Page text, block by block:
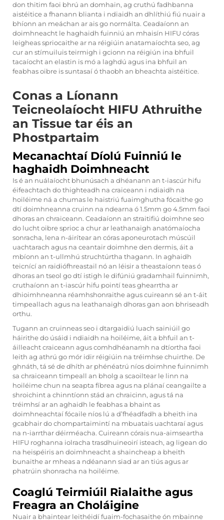
don thitim faoi bhrú an domhain, ag cruthú fadhbanna
aistéitice a fhanann blianta i ndiaidh an dhlíthiú fiú nuair a
bhíonn an meáchan ar ais go normálta. Ceadaíonn an
doimhneacht le haghaidh fuinniú an mhaisín HIFU córas
leigheas spriocaithe ar na réigiúin anatamaíochta seo, ag
cur an stímuiluis teirmigh i gcionn na réigiún ina bhfuil
tacaíocht an elastin is mó a laghdú agus ina bhfuil an
feabhas oibre is suntasaí ó thaobh an bheachta aistéitice.
Conas a Líonann
Teicneolaíocht HIFU Athruithe
an Tissue tar éis an
Phostpartaim
Mecanachtaí Díolú Fuinniú le
haghaidh Doimhneacht
Is é an nuálaíocht bhunúsach a dhéanann an t-iascúr hifu
éifeachtach do thighteadh na craiceann i ndiaidh na
hoiléime ná a chumas le haistriú fuaimghutha fócaithe go
dtí doimhneanna cruinn na ndearna ó 1.5mm go 4.5mm faoi
dhoras an chraiceann. Ceadaíonn an straitifiú doimhne seo
do lucht oibre sprioc a chur ar leathanaigh anatómaíocha
sonracha, lena n-áirítear an córas aponeurotach múscúil
uachtarach agus na ceantair doimhne den dermis, áit a
mbíonn an t-ullmhú struchtúrtha thagann. In aghaidh
teicnící an raidiófhreastail nó an léisir a theastaíonn teas ó
dhoras an tseol go dtí istigh le difúniú gradamhail fuinnimh,
cruthaíonn an t-iascúr hifu pointí teas ghearrtha ar
dhioimhneanna réamhshonraithe agus cuireann sé an t-áit
timpeallach agus na leathanaigh dhoras gan aon bhriseadh
orthu.
Tugann an cruinneas seo i dtargaidiú luach sainiúil go
háirithe do úsáid i ndiaidh na hoiléime, áit a bhfuil an t-
áilleacht craiceann agus comhdhéanamh na dtíortha faoi
leith ag athrú go mór idir réigiúin na tréimhse chuirthe. De
ghnáth, tá sé de dhíth ar phénéatrú níos doimhne fuinnimh
sa chraiceann timpeall an bholg a scaoiltear le linn na
hoiléime chun na seapta fíbrea agus na plánaí ceangailte a
shroichint a chinntíonn stád an chraicinn, agus tá na
tréimhsí ar an aghaidh le feabhas a bhaint as
doimhneachtaí fócaile níos lú a d’fhéadfadh a bheith ina
gcabhair do chompartaimintí na mbuatais uachtaraí agus
na n-iarrthar déirméacha. Cuireann córais nua-aimseartha
HIFU roghanna iolracha trasdhuineoirí isteach, ag ligean do
na heispéiris an doimhneacht a shaincheap a bheith
bunaithe ar mheas a ndéanann siad ar an tiús agus ar
phatrúin shonracha na hoiléime.
Coaglú Teirmiúil Rialaithe agus
Freagra an Choláigine
Nuair a bhaintear leithéidí fuaim-fochasaithe ón mbainne